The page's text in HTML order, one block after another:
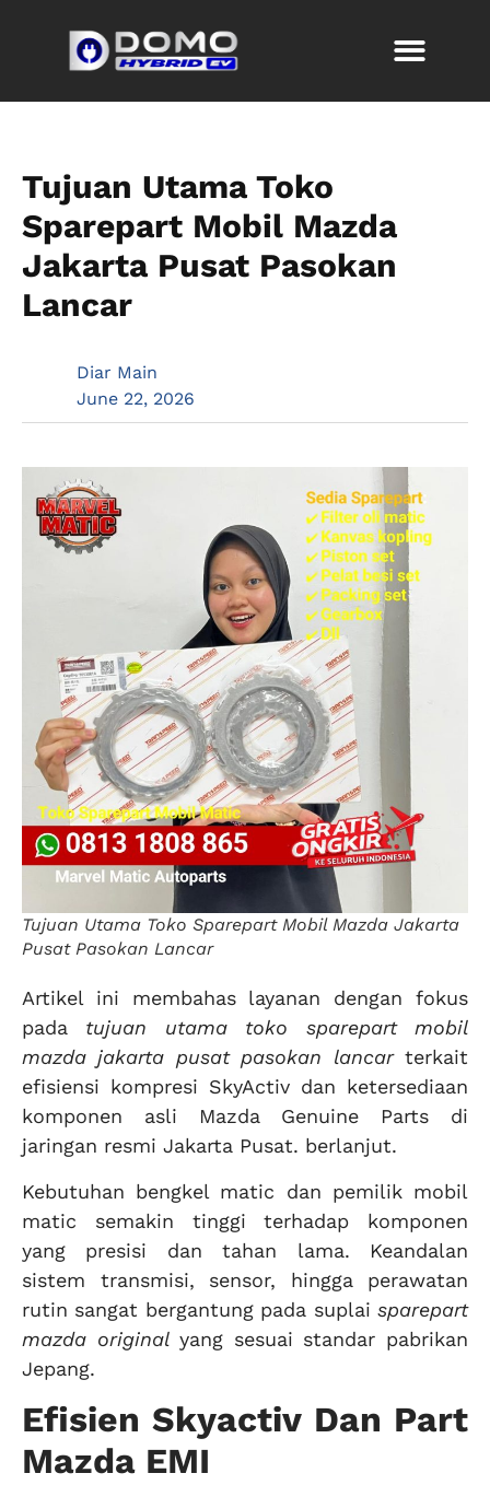
Tujuan Utama Toko
Sparepart Mobil Mazda
Jakarta Pusat Pasokan
Lancar
Diar Main
June 22, 2026
Tujuan Utama Toko Sparepart Mobil Mazda Jakarta
Pusat Pasokan Lancar
Artikel ini membahas layanan dengan fokus
pada tujuan utama toko sparepart mobil
mazda jakarta pusat pasokan lancarterkait
efisiensi kompresi SkyActiv dan ketersediaan
komponen asli Mazda Genuine Parts di
jaringan resmi Jakarta Pusat. berlanjut.
Kebutuhan bengkel matic dan pemilik mobil
matic semakin tinggi terhadap komponen
yang presisi dan tahan lama. Keandalan
sistem transmisi, sensor, hingga perawatan
rutin sangat bergantung pada suplai sparepart
mazda originalyang sesuai standar pabrikan
Jepang.
Efisien Skyactiv Dan Part
Mazda EMI